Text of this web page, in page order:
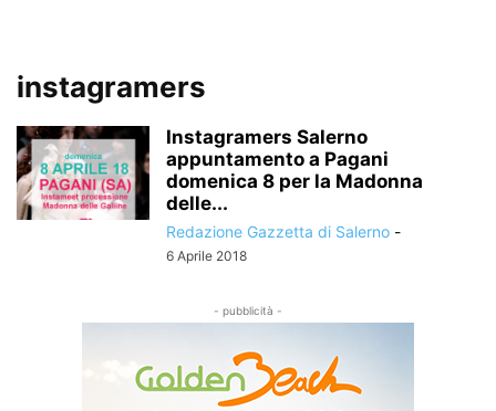
instagramers
Instagramers Salerno
appuntamento a Pagani
domenica 8 per la Madonna
delle...
Redazione Gazzetta di Salerno -
6 Aprile 2018
- pubblicità -